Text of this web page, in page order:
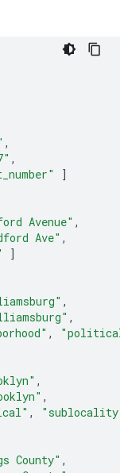
,
,
]
Avenue" ,
Ave" ,
]
,
,
,
,
,
,
County" ,